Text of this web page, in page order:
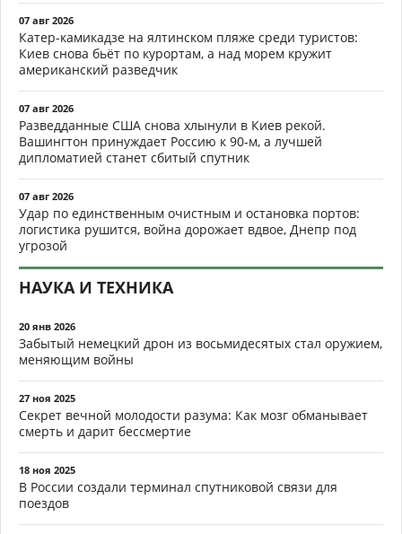
07 авг 2026
Катер-камикадзе на ялтинском пляже среди туристов:
Киев снова бьёт по курортам, а над морем кружит
американский разведчик
07 авг 2026
Разведданные США снова хлынули в Киев рекой.
Вашингтон принуждает Россию к 90-м, а лучшей
дипломатией станет сбитый спутник
07 авг 2026
Удар по единственным очистным и остановка портов:
логистика рушится, война дорожает вдвое, Днепр под
угрозой
НАУКА И ТЕХНИКА
20 янв 2026
Забытый немецкий дрон из восьмидесятых стал оружием,
меняющим войны
27 ноя 2025
Секрет вечной молодости разума: Как мозг обманывает
смерть и дарит бессмертие
18 ноя 2025
В России создали терминал спутниковой связи для
поездов